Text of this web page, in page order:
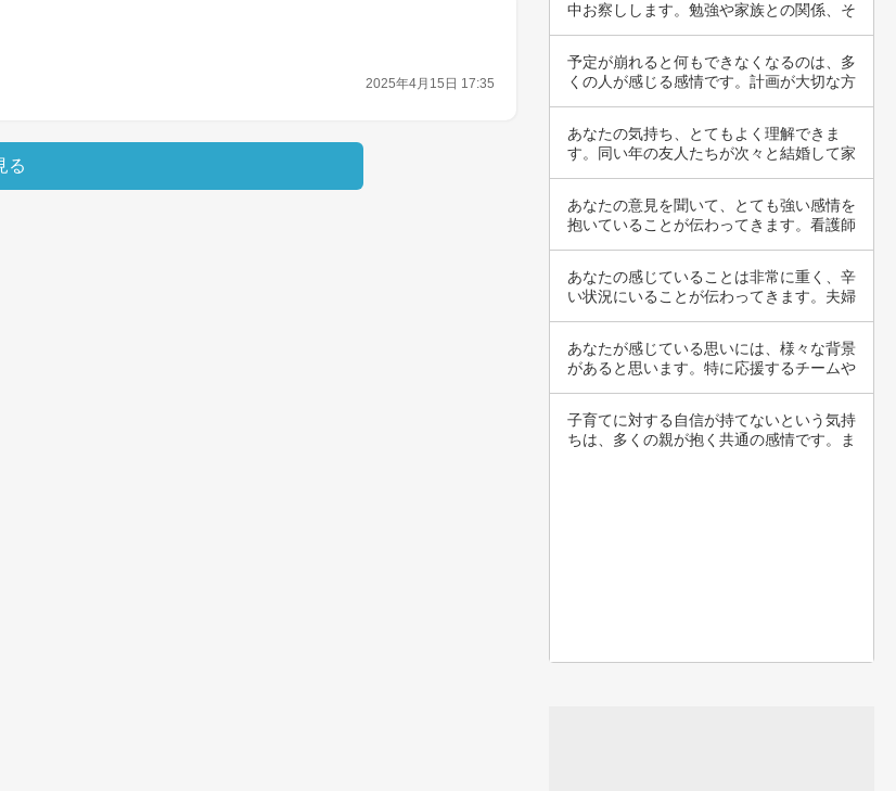
2025年4月15日 17:35
る
中お察しします。勉強や家族との関係、そ
予定が崩れると何もできなくなるのは、多
くの人が感じる感情です。計画が大切な方
あなたの気持ち、とてもよく理解できま
す。同い年の友人たちが次々と結婚して家
あなたの意見を聞いて、とても強い感情を
抱いていることが伝わってきます。看護師
あなたの感じていることは非常に重く、辛
い状況にいることが伝わってきます。夫婦
あなたが感じている思いには、様々な背景
があると思います。特に応援するチームや
子育てに対する自信が持てないという気持
ちは、多くの親が抱く共通の感情です。ま